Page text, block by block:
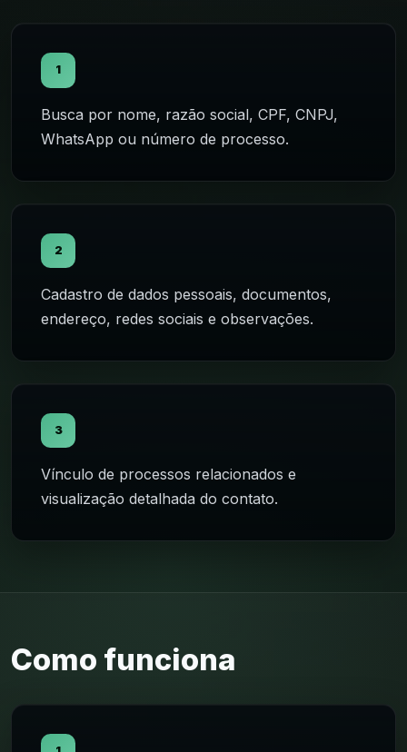
1
Busca por nome, razão social, CPF, CNPJ,
WhatsApp ou número de processo.
2
Cadastro de dados pessoais, documentos,
endereço, redes sociais e observações.
3
Vínculo de processos relacionados e
visualização detalhada do contato.
Como funciona